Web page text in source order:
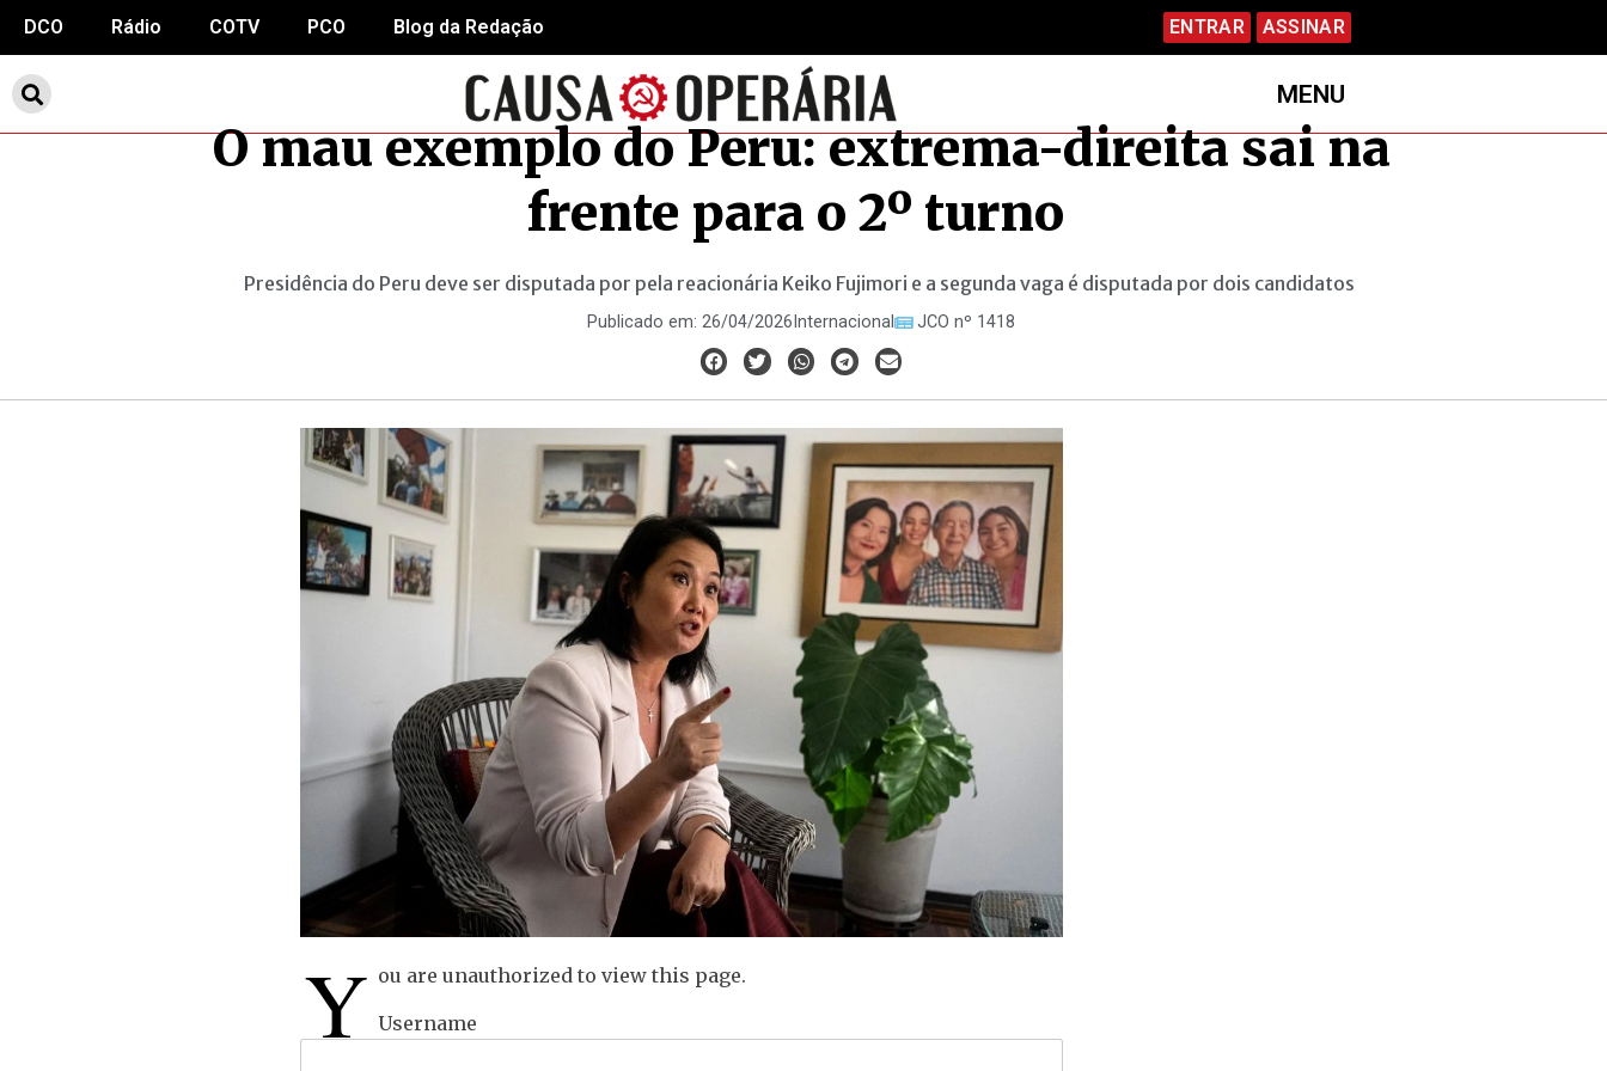
DCO Rádio COTV PCO Blog da Redação ENTRAR ASSINAR
MENU
O mau exemplo do Peru: extrema-direita sai na
frente para o 2º turno
Presidência do Peru deve ser disputada por pela reacionária Keiko Fujimori e a segunda vaga é disputada por dois candidatos
Publicado em: 26/04/2026 Internacional JCO nº 1418
Y ou are unauthorized to view this page.
Username